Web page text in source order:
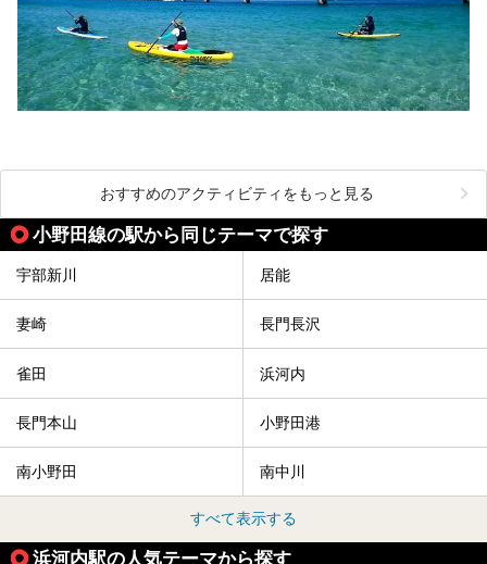
おすすめのアクティビティをもっと見る
小野田線の駅から同じテーマで探す
宇部新川 居能
妻崎 長門長沢
雀田 浜河内
長門本山 小野田港
南小野田 南中川
すべて表示する
浜河内駅の人気テーマから探す